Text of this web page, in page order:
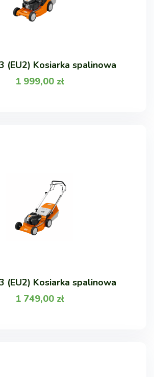
(EU2) Kosiarka spalinowa
1 999,00 zł
(EU2) Kosiarka spalinowa
1 749,00 zł